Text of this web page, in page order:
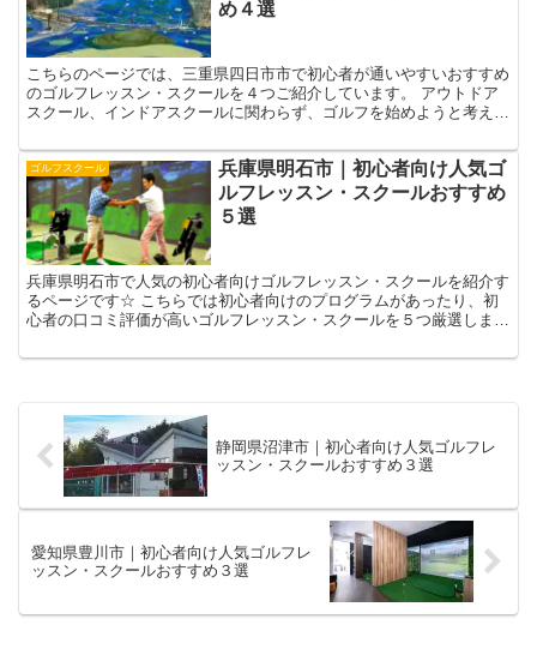
め４選
こちらのページでは、三重県四日市市で初心者が通いやすいおすすめ
のゴルフレッスン・スクールを４つご紹介しています。 アウトドア
スクール、インドアスクールに関わらず、ゴルフを始めようと考えて
ゴルフスクール
兵庫県明石市｜初心者向け人気ゴ
ルフレッスン・スクールおすすめ
５選
兵庫県明石市で人気の初心者向けゴルフレッスン・スクールを紹介す
るページです☆ こちらでは初心者向けのプログラムがあったり、初
心者の口コミ評価が高いゴルフレッスン・スクールを５つ厳選しまし
静岡県沼津市｜初心者向け人気ゴルフレ
ッスン・スクールおすすめ３選
愛知県豊川市｜初心者向け人気ゴルフレ
ッスン・スクールおすすめ３選